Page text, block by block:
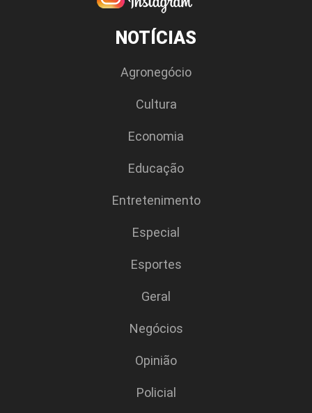
NOTÍCIAS
Agronegócio
Cultura
Economia
Educação
Entretenimento
Especial
Esportes
Geral
Negócios
Opinião
Policial